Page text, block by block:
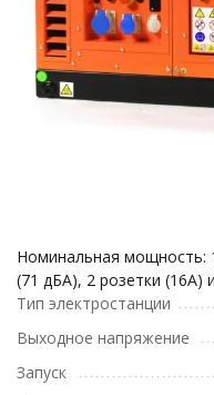
Номинальная мощность:
(71 дБА), 2 розетки (16А)
Тип электростанции
Выходное напряжение
Запуск